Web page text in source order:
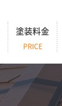
塗装料金
PRICE